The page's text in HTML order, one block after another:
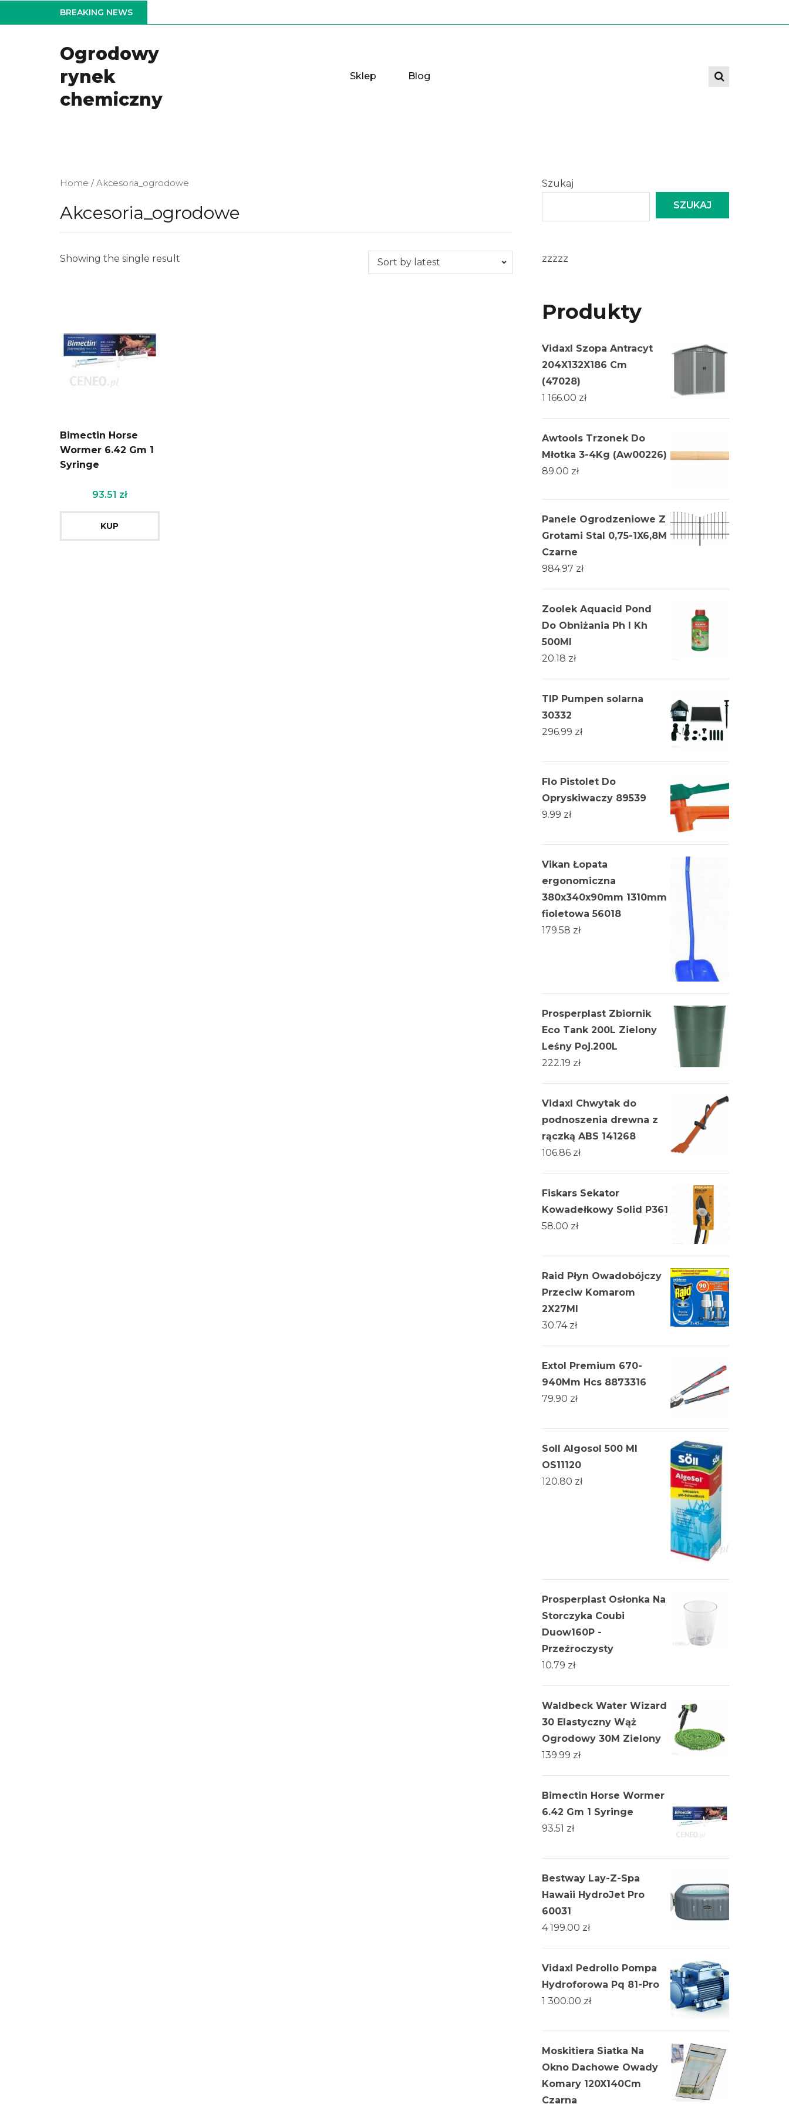
to
BREAKING NEWS
Ogrodowy
rynek
chemiczny
Sklep Blog
Home / Akcesoria_ogrodowe
Akcesoria_ogrodowe
Showing the single result
Bimectin Horse
Wormer 6.42 Gm 1
Syringe
93.51 zł
KUP
Szukaj
SZUKAJ
zzzzz
Produkty
Vidaxl Szopa Antracyt
204X132X186 Cm
(47028)
1 166.00 zł
Awtools Trzonek Do
Młotka 3-4Kg (Aw00226)
89.00 zł
Panele Ogrodzeniowe Z
Grotami Stal 0,75-1X6,8M
Czarne
984.97 zł
Zoolek Aquacid Pond
Do Obniżania Ph I Kh
500Ml
20.18 zł
TIP Pumpen solarna
30332
296.99 zł
Flo Pistolet Do
Opryskiwaczy 89539
9.99 zł
Vikan Łopata
ergonomiczna
380x340x90mm 1310mm
fioletowa 56018
179.58 zł
Prosperplast Zbiornik
Eco Tank 200L Zielony
Leśny Poj.200L
222.19 zł
Vidaxl Chwytak do
podnoszenia drewna z
rączką ABS 141268
106.86 zł
Fiskars Sekator
Kowadełkowy Solid P361
58.00 zł
Raid Płyn Owadobójczy
Przeciw Komarom
2X27Ml
30.74 zł
Extol Premium 670-
940Mm Hcs 8873316
79.90 zł
Soll Algosol 500 Ml
OS11120
120.80 zł
Prosperplast Osłonka Na
Storczyka Coubi
Duow160P -
Przeźroczysty
10.79 zł
Waldbeck Water Wizard
30 Elastyczny Wąż
Ogrodowy 30M Zielony
139.99 zł
Bimectin Horse Wormer
6.42 Gm 1 Syringe
93.51 zł
Bestway Lay-Z-Spa
Hawaii HydroJet Pro
60031
4 199.00 zł
Vidaxl Pedrollo Pompa
Hydroforowa Pq 81-Pro
1 300.00 zł
Moskitiera Siatka Na
Okno Dachowe Owady
Komary 120X140Cm
Czarna